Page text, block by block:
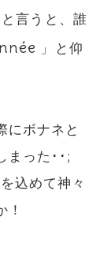
と言うと、誰
」と仰
にボナネと
まった･･;
込めて神々